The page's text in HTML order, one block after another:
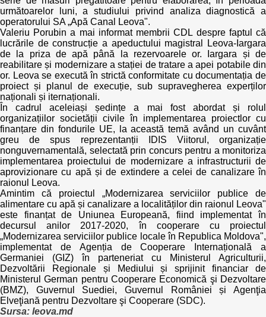
următoarelor luni, a studiului privind analiza diagnostică a
operatorului SA „Apă Canal Leova".
Valeriu Porubin a mai informat membrii CDL despre faptul că
lucrările de construcție a apeductului magistral Leova-Iargara
de la priza de apă până la rezervoarele or. Iargara și de
reabilitare și modernizare a stației de tratare a apei potabile din
or. Leova se execută în strictă conformitate cu documentația de
proiect și planul de execuție, sub supravegherea experților
naționali și iternaționali.
În cadrul aceleiași ședințe a mai fost abordat și rolul
organizațiilor societății civile în implementarea proiectlor cu
finanțare din fondurile UE, la această temă având un cuvânt
greu de spus reprezentanții IDIS Viitorul, organizație
nonguvernamentală, selectată prin concurs pentru a monitoriza
implementarea proiectului de modernizare a infrastructurii de
aprovizionare cu apă și de extindere a celei de canalizare în
raionul Leova.
Amintim că proiectul „Modernizarea serviciilor publice de
alimentare cu apă și canalizare a localităților din raionul Leova"
este finanțat de Uniunea Europeană, fiind implementat în
decursul anilor 2017-2020, în cooperare cu proiectul
„Modernizarea serviciilor publice locale în Republica Moldova",
implementat de Agenția de Cooperare Internațională a
Germaniei (GIZ) în parteneriat cu Ministerul Agriculturii,
Dezvoltării Regionale și Mediului și sprijinit financiar de
Ministerul German pentru Cooperare Economică şi Dezvoltare
(BMZ), Guvernul Suediei, Guvernul României și Agenţia
Elveţiană pentru Dezvoltare şi Cooperare (SDC).
Sursa: leova.md